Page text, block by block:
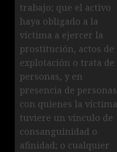
trabajo; que el activo
haya obligado a la
víctima a ejercer la
prostitución, actos de
explotación o trata de
personas, y en
presencia de personas
con quienes la víctima
tuviere un vínculo de
consanguinidad o
afinidad; o cualquier